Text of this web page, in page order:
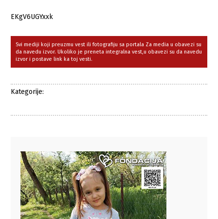
EKgV6UGYxxk
Svi mediji koji preuzmu vest ili fotografiju sa portala Za media u obavezi su
da navedu izvor. Ukoliko je preneta integralna vest,u obavezi su da navedu
izvor i postave link ka toj vesti.
Kategorije: